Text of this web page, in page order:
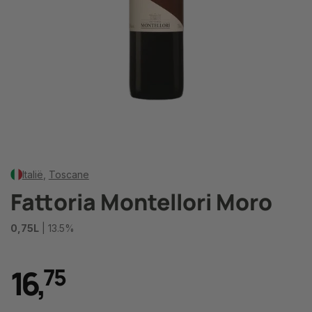
Italië Toscane
Fattoria Montellori Moro
0,75L | 13.5%
16,75